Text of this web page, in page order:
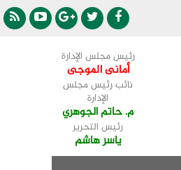
رئيس مجلس الإدارة
أمانى الموجى
نائب رئيس مجلس
الإدارة
م. حاتم الجوهري
رئيس التحرير
ياسر هاشم